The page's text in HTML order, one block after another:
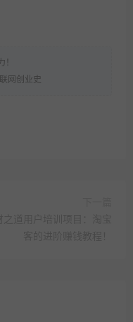
！
网创业史